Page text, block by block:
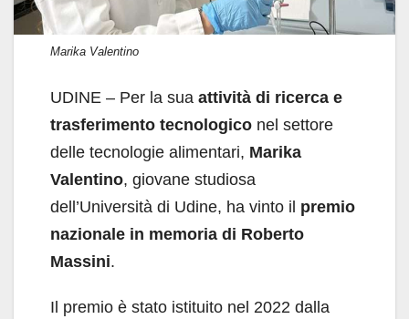
Marika Valentino
UDINE – Per la sua attività di ricerca e
trasferimento tecnologico nel settore
delle tecnologie alimentari, Marika
Valentino, giovane studiosa
dell’Università di Udine, ha vinto il premio
nazionale in memoria di Roberto
Massini.
Il premio è stato istituito nel 2022 dalla